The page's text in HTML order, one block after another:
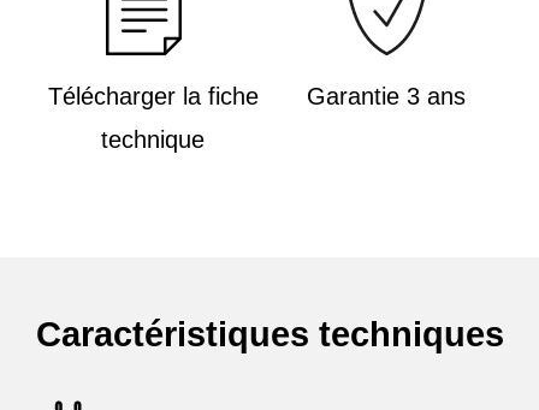
Télécharger la fiche
technique
Garantie 3 ans
Caractéristiques techniques